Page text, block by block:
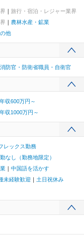
旅行・宿泊・レジャー業界
農林水産・鉱業
他
防官・防衛省職員・自衛官
年収600万円～
年収1000万円～
レックス勤務
なし（勤務地限定）
中国語を活かす
未経験歓迎
土日祝休み